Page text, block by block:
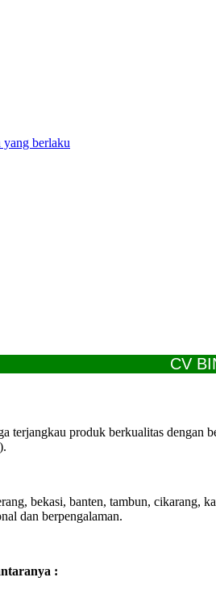
yang berlaku
CV
terjangkau produk berkualitas
bekasi, banten, tambun, cikarang,
dan berpengalaman.
: